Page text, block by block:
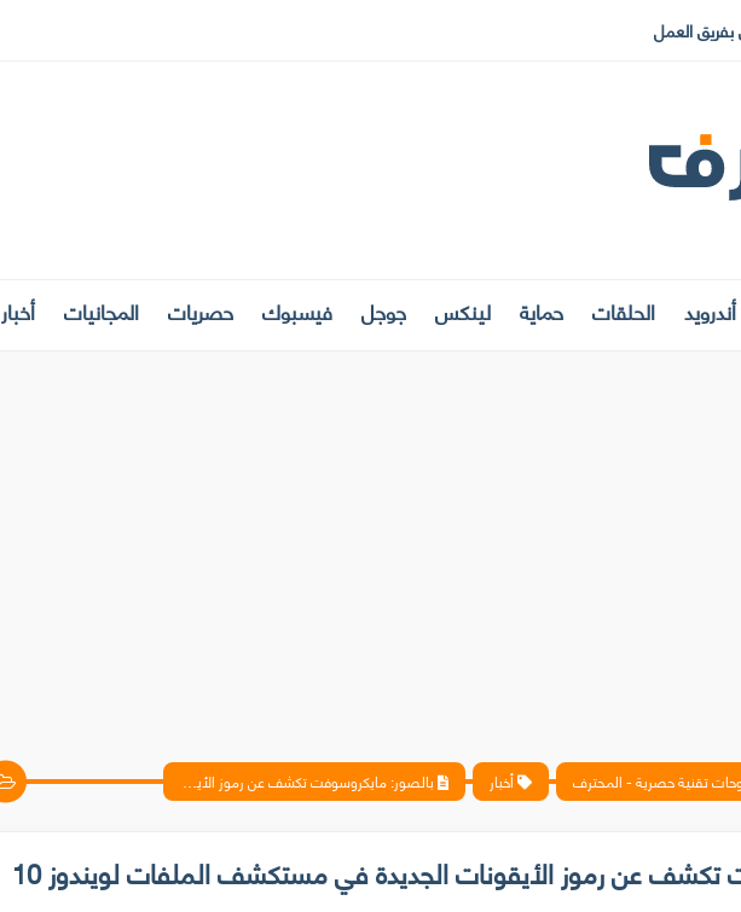
بفريق العمل
أندرويد الحلقات حماية لينكس جوجل فيسبوك حصريات المجانيات أخبار
تقنية حصرية - المحترف أخبار بالصور: مايكروسوفت تكشف عن رموز الأيقونات الجديدة في مستكشف الملفات لويندوز 10
عن رموز الأيقونات الجديدة في مستكشف الملفات لويندوز 10